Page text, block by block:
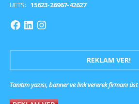
UETS: 15623-26967-42627
REKLAM VER!
Tanıtım yazısı, banner ve link vererek firmanı